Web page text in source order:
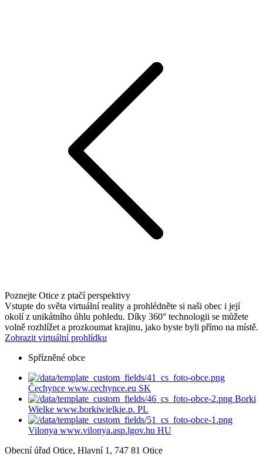
Poznejte Otice z ptačí perspektivy
Vstupte do světa virtuální reality a prohlédněte si naši obec i její
okolí z unikátního úhlu pohledu. Díky 360° technologii se můžete
volně rozhlížet a prozkoumat krajinu, jako byste byli přímo na místě.
Zobrazit virtuální prohlídku
Spřízněné obce
Čechynce www.cechynce.eu SK
Borki
Wielke www.borkiwielkie.p. PL
Vilonya www.vilonya.asp.lgov.hu HU
Obecní úřad Otice, Hlavní 1, 747 81 Otice